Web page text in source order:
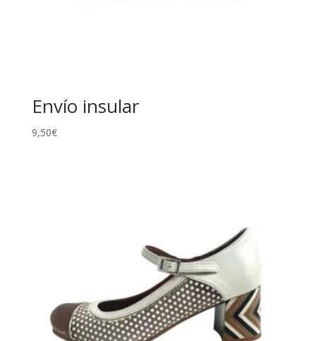
Envío insular
9,50€